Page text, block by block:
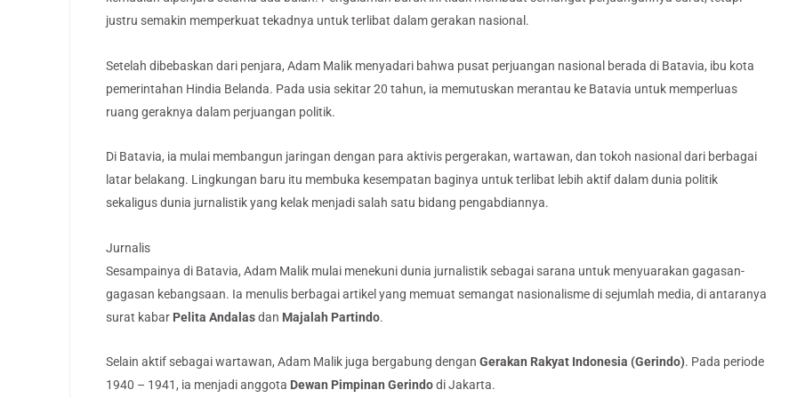
justru semakin memperkuat tekadnya untuk terlibat dalam gerakan nasional.
Setelah dibebaskan dari penjara, Adam Malik menyadari bahwa pusat perjuangan nasional berada di Batavia, ibu kota
pemerintahan Hindia Belanda. Pada usia sekitar 20 tahun, ia memutuskan merantau ke Batavia untuk memperluas
ruang geraknya dalam perjuangan politik.
Di Batavia, ia mulai membangun jaringan dengan para aktivis pergerakan, wartawan, dan tokoh nasional dari berbagai
latar belakang. Lingkungan baru itu membuka kesempatan baginya untuk terlibat lebih aktif dalam dunia politik
sekaligus dunia jurnalistik yang kelak menjadi salah satu bidang pengabdiannya.
Jurnalis
Sesampainya di Batavia, Adam Malik mulai menekuni dunia jurnalistik sebagai sarana untuk menyuarakan gagasan-
gagasan kebangsaan. Ia menulis berbagai artikel yang memuat semangat nasionalisme di sejumlah media, di antaranya
surat kabar Pelita Andalasdan Majalah Partindo.
Selain aktif sebagai wartawan, Adam Malik juga bergabung dengan Gerakan Rakyat Indonesia (Gerindo). Pada periode
1940 – 1941, ia menjadi anggota Dewan Pimpinan Gerindodi Jakarta.